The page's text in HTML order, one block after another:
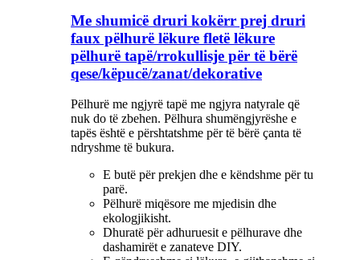
Me shumicë druri kokërr prej druri
faux pëlhurë lëkure fletë lëkure
pëlhurë tapë/rrokullisje për të bërë
qese/këpucë/zanat/dekorative
Pëlhurë me ngjyrë tapë me ngjyra natyrale që
nuk do të zbehen. Pëlhura shumëngjyrëshe e
tapës është e përshtatshme për të bërë çanta të
ndryshme të bukura.
E butë për prekjen dhe e këndshme për tu
parë.
Pëlhurë miqësore me mjedisin dhe
ekologjikisht.
Dhuratë për adhuruesit e pëlhurave dhe
dashamirët e zanateve DIY.